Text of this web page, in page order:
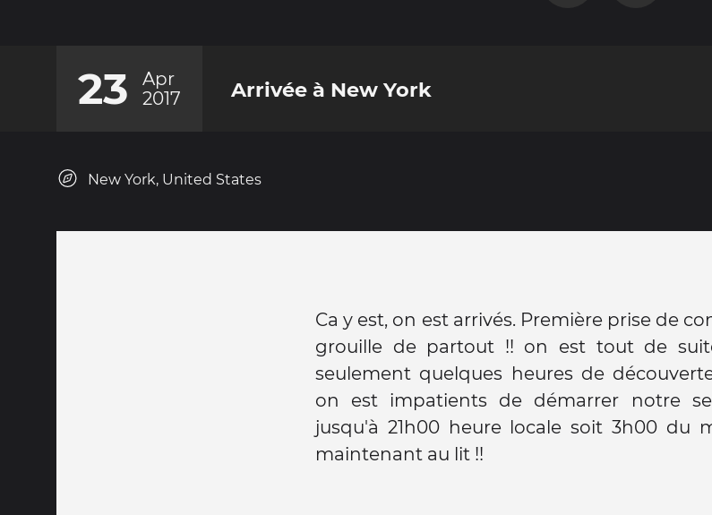
23
Apr
2017
Arrivée à New York
New York, United States
Ca y est, on est arrivés. Première prise de
grouille de partout !! on est tout de
seulement quelques heures de
on est impatients de démarrer notre
jusqu'à 21h00 heure locale soit 3h00 du
maintenant au lit !!